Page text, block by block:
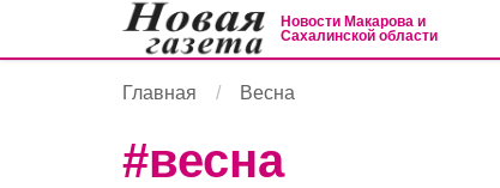
Новости Макарова и
Сахалинской области
Главная Весна
#весна